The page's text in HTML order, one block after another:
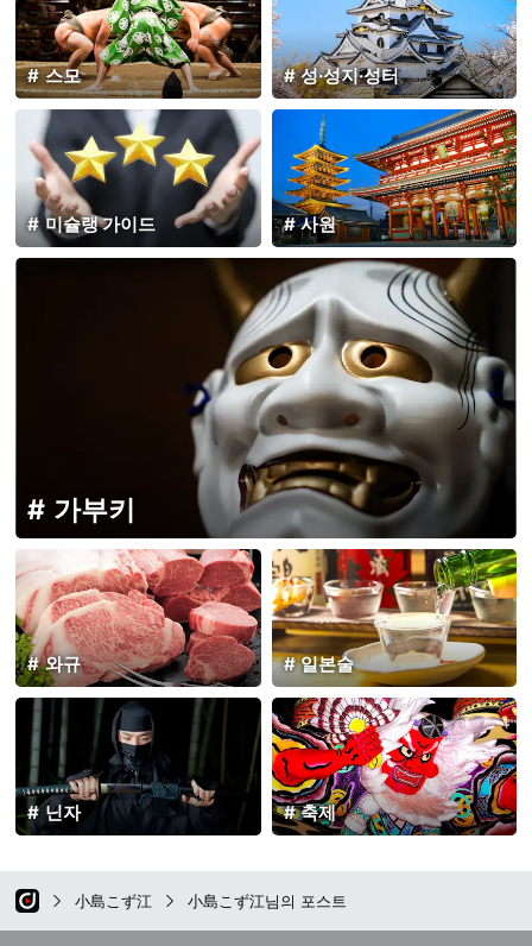
스모 성·성지·성터
미슐랭 가이드 사원
가부키
일본술
와규
축제
닌자
小島こず江 小島こず江님의 포스트